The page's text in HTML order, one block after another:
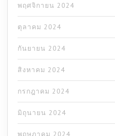
พฤศจิกายน 2024
ตุลาคม 2024
กันยายน 2024
สิงหาคม 2024
กรกฎาคม 2024
มิถุนายน 2024
พฤษภาคม 2024